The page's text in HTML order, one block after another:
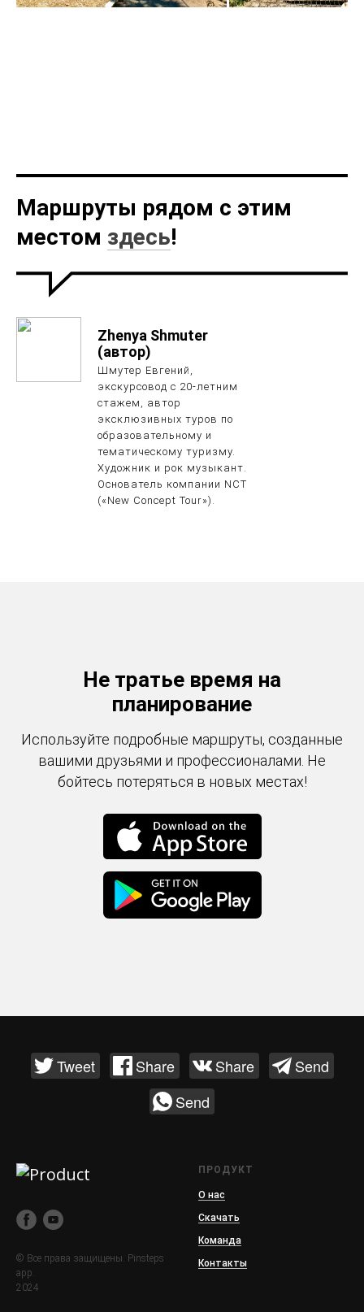
Маршруты рядом с этим
местом здесь!
Zhenya Shmuter
(автор)
Шмутер Евгений,
экскурсовод с 20-летним
стажем, автор
эксклюзивных туров по
образовательному и
тематическому туризму.
Художник и рок музыкант.
Основатель компании NCT
(«New Concept Tour»).
Не тратье время на
планирование
Используйте подробные маршруты, созданные
вашими друзьями и профессионалами. Не
бойтесь потеряться в новых местах!
Tweet Share Share
Send
Send
© Все права защищены. Pinsteps
app.
2024
ПРОДУКТ
О нас
Скачать
Команда
Контакты